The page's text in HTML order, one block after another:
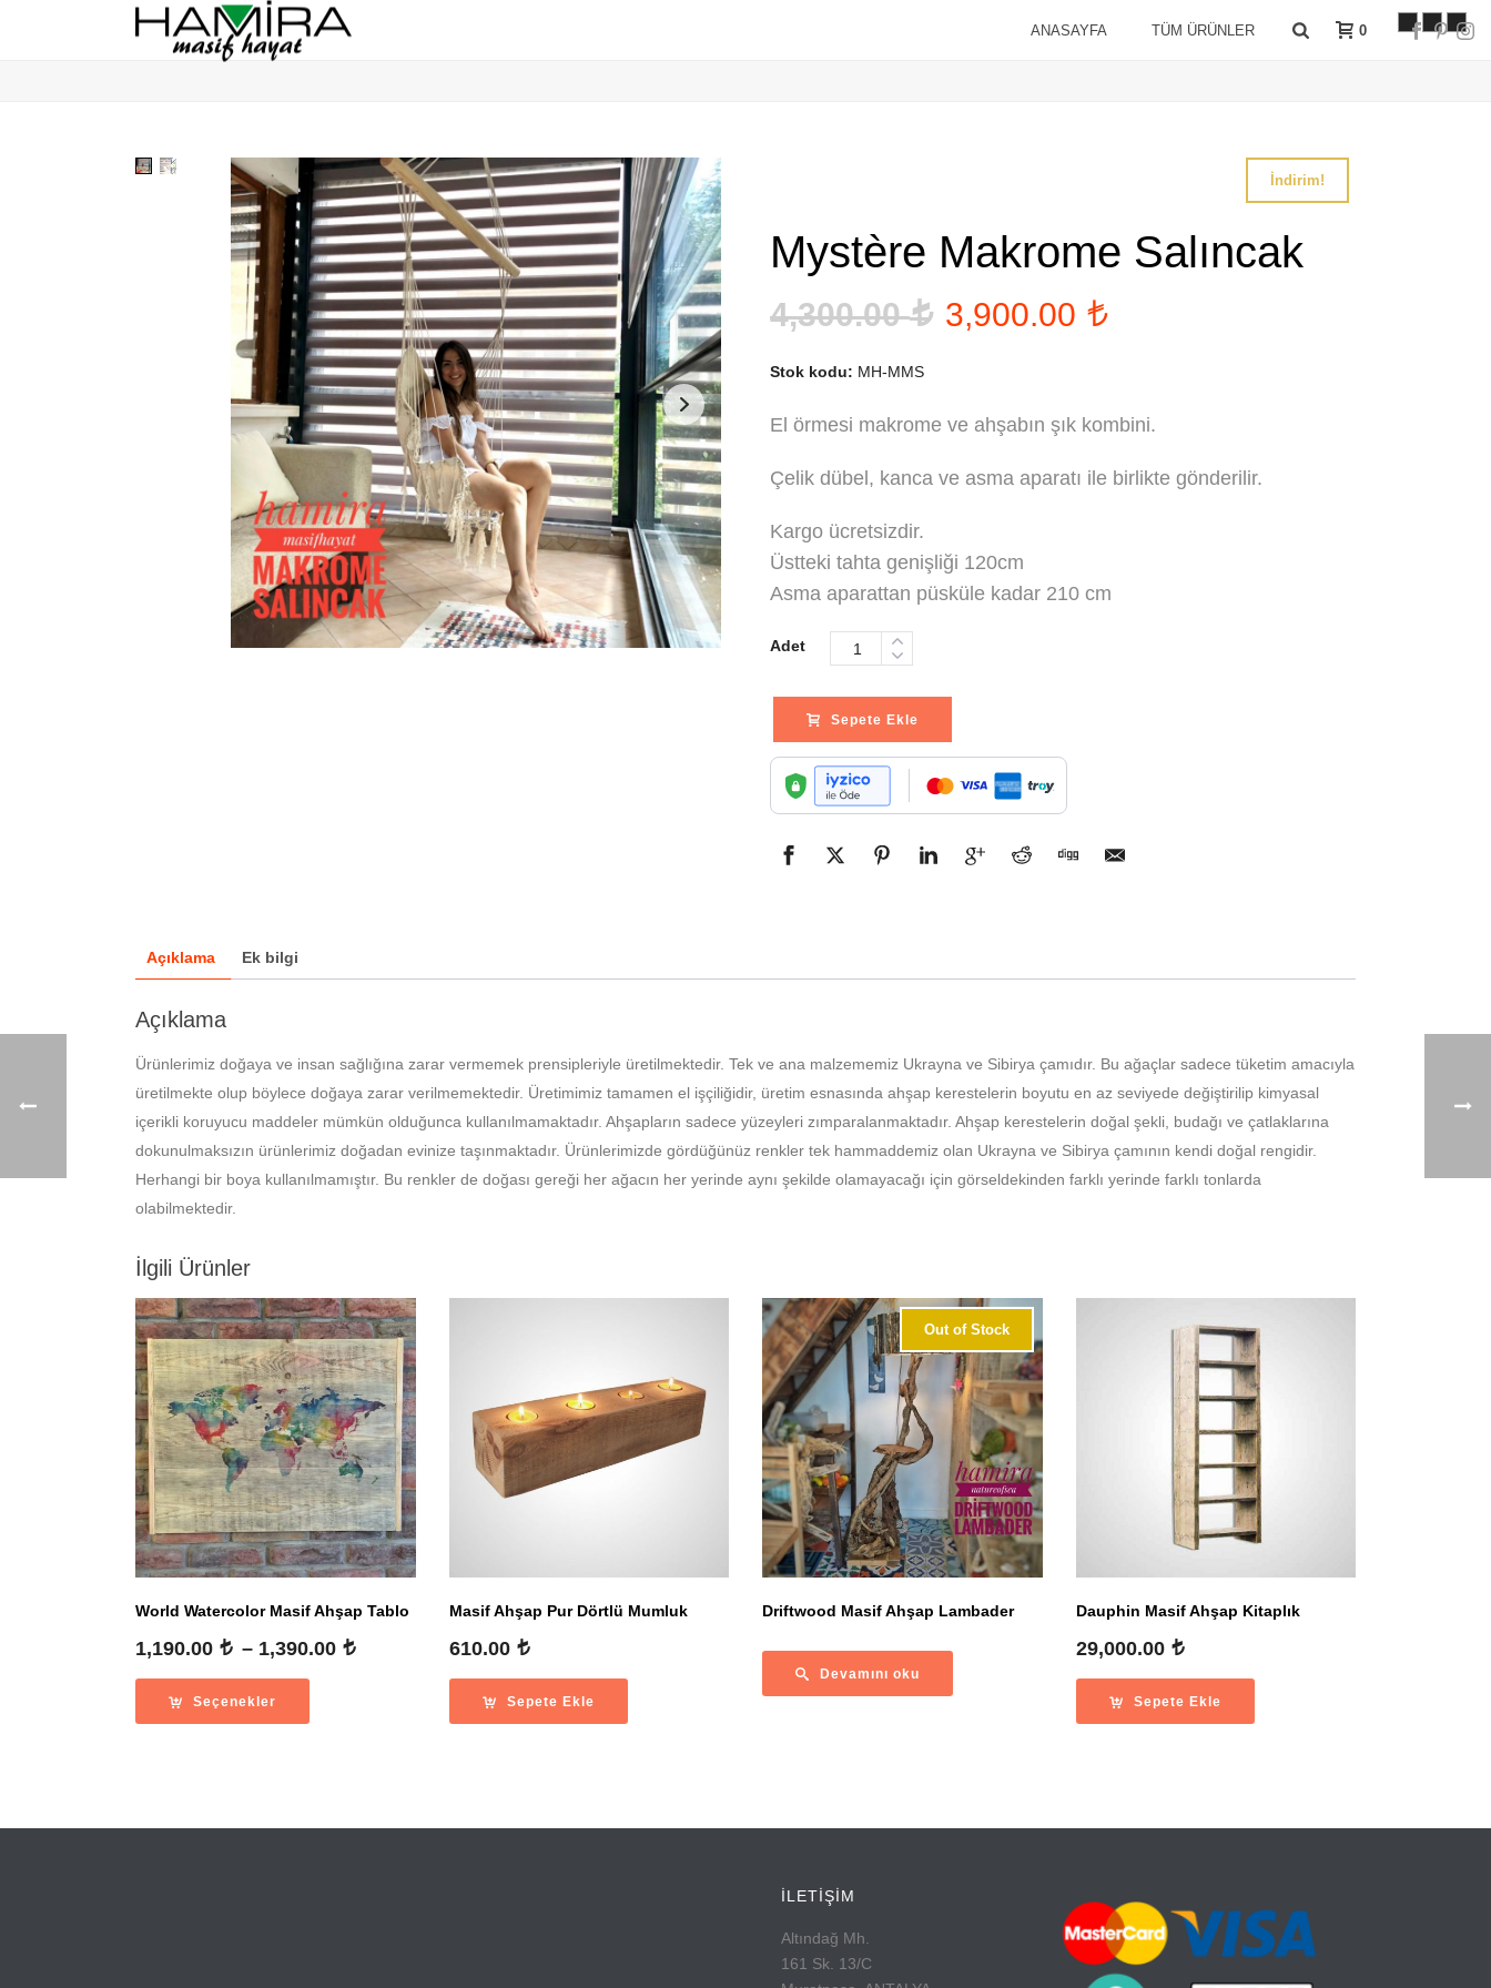
ANASAYFA TÜM ÜRÜNLER 0
İndirim!
Mystère Makrome Salıncak
4,300.00
Orijinal
3,900.00
3,900.00 .
Stok kodu: MH-MMS
El örmesi makrome ve ahşabın şık kombini.
Çelik dübel, kanca ve asma aparatı ile birlikte gönderilir.
Kargo ücretsizdir.
Üstteki tahta genişliği 120cm
Asma aparattan püsküle kadar 210 cm
Adet
Sepete Ekle
Açıklama Ek bilgi
Açıklama
Ürünlerimiz doğaya ve insan sağlığına zarar vermemek prensipleriyle üretilmektedir. Tek ve ana malzememiz Ukrayna ve Sibirya çamıdır. Bu ağaçlar sadece tüketim amacıyla
üretilmekte olup böylece doğaya zarar verilmemektedir. Üretimimiz tamamen el işçiliğidir, üretim esnasında ahşap kerestelerin boyutu en az seviyede değiştirilip kimyasal
içerikli koruyucu maddeler mümkün olduğunca kullanılmamaktadır. Ahşapların sadece yüzeyleri zımparalanmaktadır. Ahşap kerestelerin doğal şekli, budağı ve çatlaklarına
dokunulmaksızın ürünlerimiz doğadan evinize taşınmaktadır. Ürünlerimizde gördüğünüz renkler tek hammaddemiz olan Ukrayna ve Sibirya çamının kendi doğal rengidir.
Herhangi bir boya kullanılmamıştır. Bu renkler de doğası gereği her ağacın her yerinde aynı şekilde olamayacağı için görseldekinden farklı yerinde farklı tonlarda
olabilmektedir.
İlgili Ürünler
World Watercolor Masif Ahşap Tablo
1,190.00 – 1,390.00
Seçenekler
Masif Ahşap Pur Dörtlü Mumluk
610.00
Sepete Ekle
Driftwood Masif Ahşap Lambader
Out of Stock
Devamını oku
Dauphin Masif Ahşap Kitaplık
29,000.00
Sepete Ekle
İLETİŞİM
Altındağ Mh.
161 Sk. 13/C